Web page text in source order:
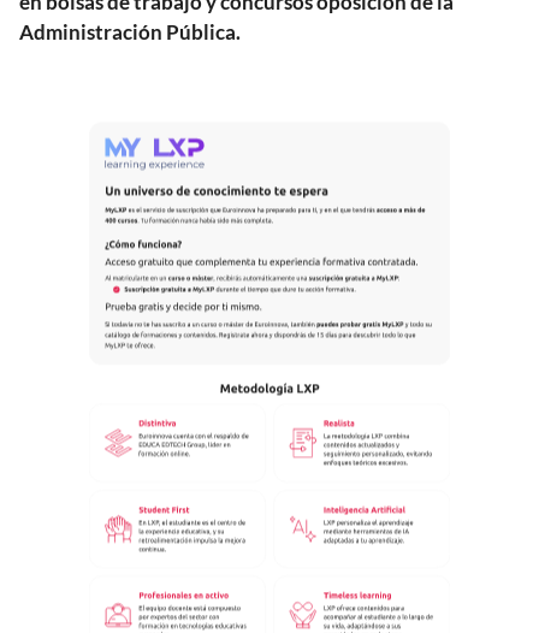
Administración Pública.